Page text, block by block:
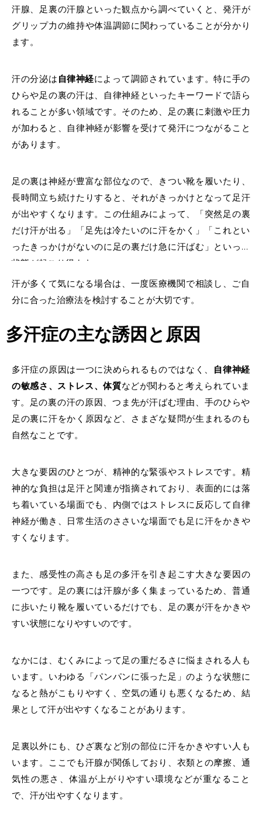
汗腺、足裏の汗腺といった観点から調べていくと、発汗が
グリップ力の維持や体温調節に関わっていることが分かり
ます。
汗の分泌は 自律神経によって調節されています。特に手の
ひらや足の裏の汗は、自律神経といったキーワードで語ら
れることが多い領域です。そのため、足の裏に刺激や圧力
が加わると、自律神経が影響を受けて発汗につながること
があります。
足の裏は神経が豊富な部位なので、きつい靴を履いたり、
長時間立ち続けたりすると、それがきっかけとなって足汗
が出やすくなります。この仕組みによって、「突然足の裏
だけ汗が出る」「足先は冷たいのに汗をかく」
「これとい
ったきっかけがないのに足の裏だけ急に汗ばむ」といった
状態が起こ り得ます。
汗が多くて気になる場合は、一度医療機関で相談し、 ご自
分に合った治療法を検討することが大切です。
多汗症の主な誘因と原因
多汗症の原因は一つに決められるものではなく
自律神経
の敏感さ、ストレス、体質などが関わる と考えられていま
す。
足の裏の汗の原因、つま先が汗ばむ理由、手のひらや
足の裏に汗をかく原因など、さまざな疑問が生まれるのも
自然なことです。
大きな要因のひとつが、精神的な緊張やストレスです。精
神的な負担は足汗と関連が指摘されており、表面的には落
ち着いている場面でも、内側ではストレスに反応して自律
神経が働き、日常生活のささいな場面でも足に汗をかきや
すくなります。
また、感受性の高さも足の多汗を引き起こす大きな要因の
一つです。足の裏には汗腺が多く集まっているため、普通
に歩いたり靴を履いているだけでも、足の裏が汗をかきや
すい状態になりやすいのです。
なかには、むくみによって足の重だるさに悩まされる人も
います。いわゆる「パンパンに張った足」のような状態に
なると熱がこもりやすく、空気の通りも悪くなるため、結
果として汗が出やすくなることがあります。
足裏以外にも、ひざ裏など別の部位に汗をかきやすい人も
います。ここでも汗腺が関係しており、衣類との摩擦、通
気性の悪さ、体温が上がりやすい環境などが重なること
で、汗が出やすくなります。